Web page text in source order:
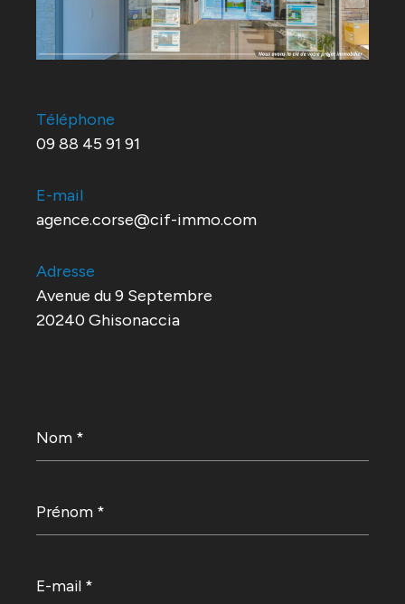
Téléphone
09 88 45 91 91
E-mail
agence.corse@cif-immo.com
Adresse
Avenue du 9 Septembre
20240 Ghisonaccia
*
*
mail
*